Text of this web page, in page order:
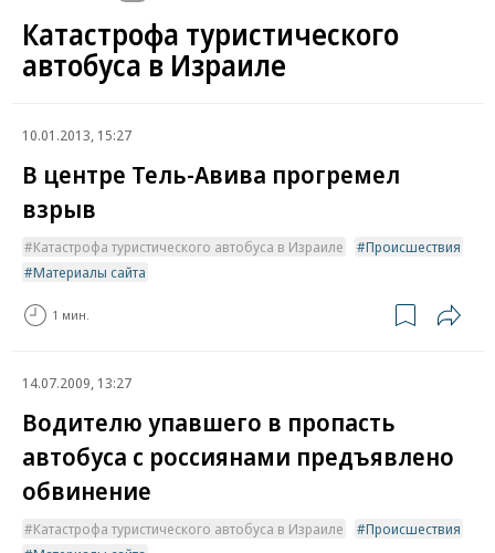
Катастрофа туристического
автобуса в Израиле
10.01.2013, 15:27
В центре Тель-Авива прогремел
взрыв
Катастрофа туристического автобуса в Израиле
Происшествия
Материалы сайта
1 мин.
14.07.2009, 13:27
Водителю упавшего в пропасть
автобуса с россиянами предъявлено
обвинение
Катастрофа туристического автобуса в Израиле
Происшествия